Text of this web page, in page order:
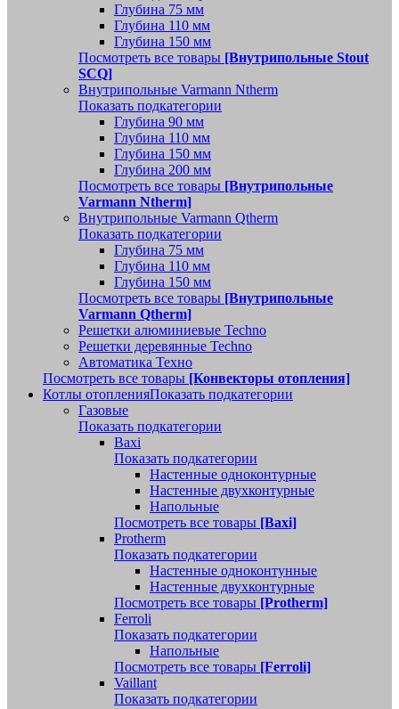
Глубина 75 мм
Глубина 110 мм
Глубина 150 мм
Посмотреть все товары [Внутрипольные Stout
SCQ]
Внутрипольные Varmann Ntherm
Показать подкатегории
Глубина 90 мм
Глубина 110 мм
Глубина 150 мм
Глубина 200 мм
Посмотреть все товары [Внутрипольные
Varmann Ntherm]
Внутрипольные Varmann Qtherm
Показать подкатегории
Глубина 75 мм
Глубина 110 мм
Глубина 150 мм
Посмотреть все товары [Внутрипольные
Varmann Qtherm]
Решетки алюминиевые Techno
Решетки деревянные Techno
Автоматика Техно
Посмотреть все товары [Конвекторы отопления]
Котлы отопленияПоказать подкатегории
Газовые
Показать подкатегории
Baxi
Показать подкатегории
Настенные одноконтурные
Настенные двухконтурные
Напольные
Посмотреть все товары [Baxi]
Protherm
Показать подкатегории
Настенные одноконтунные
Настенные двухконтурные
Посмотреть все товары [Protherm]
Ferroli
Показать подкатегории
Напольные
Посмотреть все товары [Ferroli]
Vaillant
Показать подкатегории